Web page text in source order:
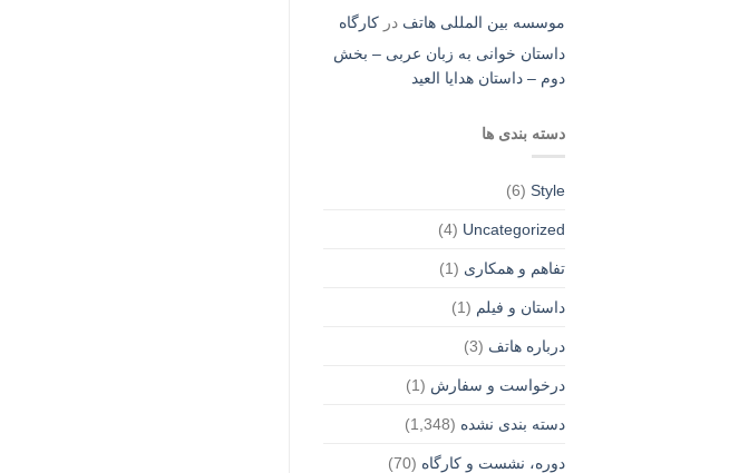
موسسه بین المللی هاتف در کارگاه
داستان خوانی به زبان عربی – بخش
دوم – داستان هدایا العید
دسته بندی ها
Style
(6)
Uncategorized
(4)
تفاهم و همکاری (1)
داستان و فیلم (1)
درباره هاتف (3)
درخواست و سفارش (1)
دسته بندی نشده (1,348)
دوره، نشست و کارگاه (70)